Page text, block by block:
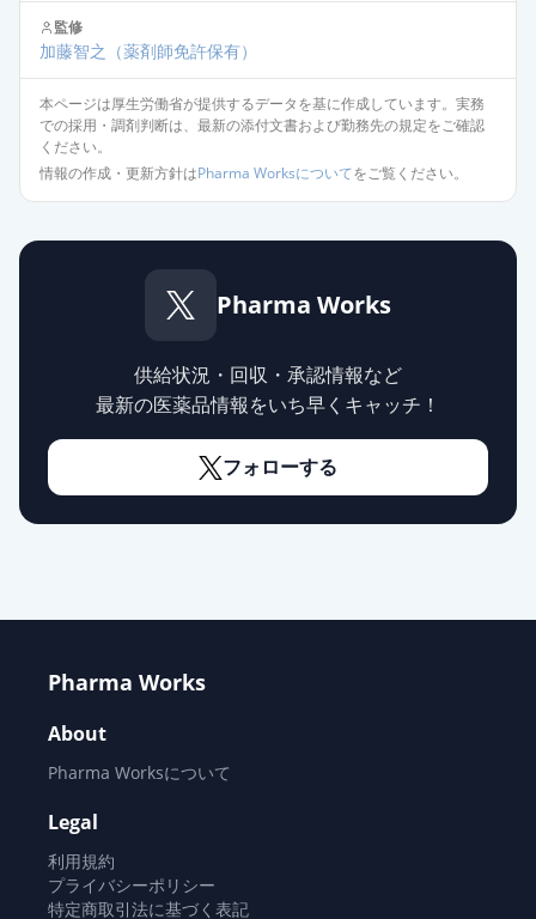
監修
加藤智之 （薬剤師免許保有）
本ページは厚生労働省が提供するデータを基に作成しています。実務
での採用・調剤判断は、最新の添付文書および勤務先の規定をご確認
ください。
情報の作成・更新方針はPharma Worksについてをご覧ください。
Pharma Works
供給状況・回収・承認情報など
最新の医薬品情報をいち早くキャッチ！
フォローする
Pharma Works
About
Pharma Worksについて
Legal
利用規約
プライバシーポリシー
特定商取引法に基づく表記